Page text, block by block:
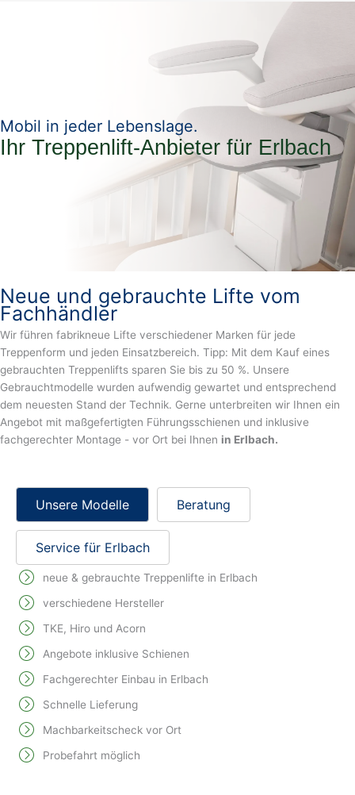
Mobil in jeder Lebenslage.
Ihr Treppenlift-Anbieter für Erlbach
Neue und gebrauchte Lifte vom
Fachhändler
Wir führen fabrikneue Lifte verschiedener Marken für jede
Treppenform und jeden Einsatzbereich. Tipp: Mit dem Kauf eines
gebrauchten Treppenlifts sparen Sie bis zu 50 %. Unsere
Gebrauchtmodelle wurden aufwendig gewartet und entsprechend
dem neuesten Stand der Technik. Gerne unterbreiten wir Ihnen ein
Angebot mit maßgefertigten Führungsschienen und inklusive
fachgerechter Montage - vor Ort bei Ihnen in Erlbach.
Unsere Modelle Beratung
Service für Erlbach
neue & gebrauchte Treppenlifte in Erlbach
verschiedene Hersteller
TKE, Hiro und Acorn
Angebote inklusive Schienen
Fachgerechter Einbau in Erlbach
Schnelle Lieferung
Machbarkeitscheck vor Ort
Probefahrt möglich